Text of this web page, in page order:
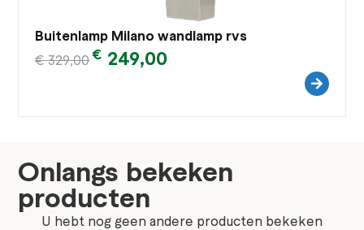
Buitenlamp Milano wandlamp rvs
€329,00€ 249,00
Onlangs bekeken
producten
U hebt nog geen andere producten bekeken